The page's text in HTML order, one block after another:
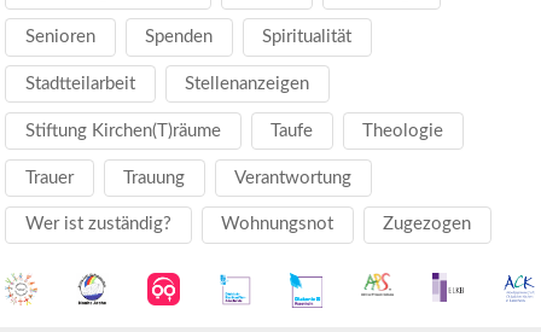
Senioren Spenden Spiritualität
Stadtteilarbeit Stellenanzeigen
Stiftung Kirchen(T)räume Taufe Theologie
Trauer Trauung Verantwortung
Wer ist zuständig? Wohnungsnot Zugezogen